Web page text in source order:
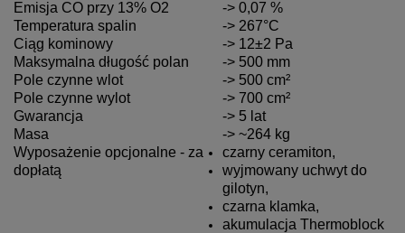
Emisja CO przy 13% O2
-> 0,07 %
Temperatura spalin
-> 267°C
Ciąg kominowy
-> 12±2 Pa
Maksymalna długość polan
-> 500 mm
Pole czynne wlot
-> 500 cm²
Pole czynne wylot
-> 700 cm²
Gwarancja
-> 5 lat
Masa
-> ~264 kg
Wyposażenie opcjonalne - za
dopłatą
czarny ceramiton,
wyjmowany uchwyt do
gilotyn,
czarna klamka,
akumulacja Thermoblock